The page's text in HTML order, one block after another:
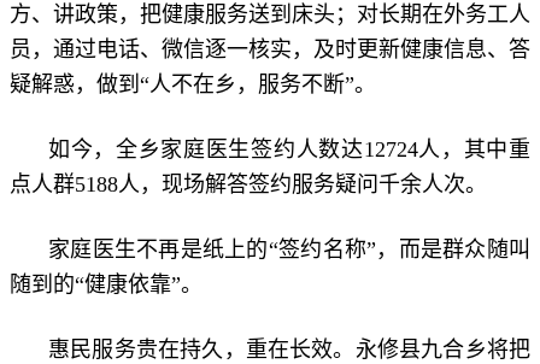
方、讲政策，把健康服务送到床头；对长期在外务工人
员，通过电话、微信逐一核实，及时更新健康信息、答
疑解惑，做到“人不在乡，服务不断”。
如今，全乡家庭医生签约人数达12724人，其中重
点人群5188人，现场解答签约服务疑问千余人次。
家庭医生不再是纸上的“签约名称”，而是群众随叫
随到的“健康依靠”。
惠民服务贵在持久，重在长效。永修县九合乡将把